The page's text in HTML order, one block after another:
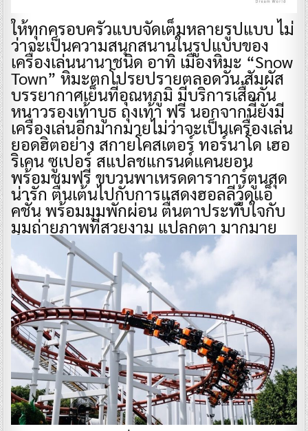
ให้ทุกครอบครัวแบบจัดเต็มหลายรูปแบบ ไม่
ว่าจะเป็นความสนุกสนานในรูปแบบของ
เครื่องเล่นนานาชนิด อาทิ เมืองหิมะ “Snow
Town” หิมะตกโปรยปรายตลอดวัน สัมผัส
บรรยากาศเย็นที่อุณหภูมิ มีบริการเสื้อกัน
หนาวรองเท้าบูธ ถุงเท้า ฟรี นอกจากนี้ยังมี
เครื่องเล่นอีกมากมายไม่ว่าจะเป็นเครื่องเล่น
ยอดฮิตอย่าง สกายโคสเตอร์ ทอร์นาโด เฮอ
ริเคน ซูเปอร์ สแปลชแกรนด์แคนยอน
พร้อมชมฟรี ขบวนพาเหรดดาราการ์ตูนสุด
น่ารัก ตื่นเต้นไปกับการแสดงฮอลลีวู้ดแอ็
คชั่น พร้อมมุมพักผ่อน ตื่นตาประทับใจกับ
มุมถ่ายภาพที่สวยงาม แปลกตา มากมาย